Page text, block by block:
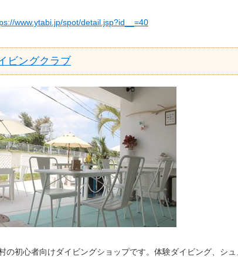
www.ytabi.jp/spot/detail.jsp?id__=40
ビングクラブ
の初心者向けダイビングショップです。体験ダイビング、シ